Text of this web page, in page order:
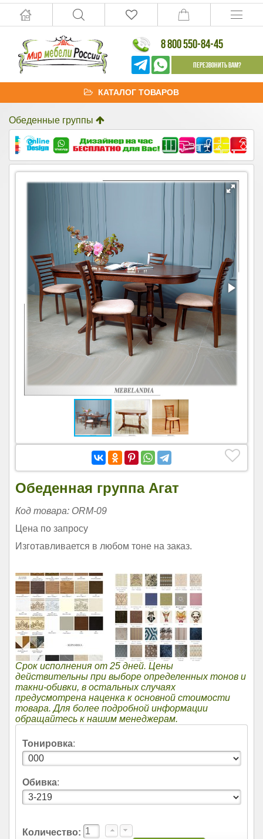
8 800 550-84-45
Перезвонить Вам?
КАТАЛОГ ТОВАРОВ
Обеденные группы
Обеденная группа Агат
Код товара: ORM-09
Цена по запросу
Изготавливается в любом тоне на заказ.
Срок исполнения от 25 дней. Цены
действительны при выборе определенных тонов и
такни-обивки, в остальных случаях
предусмотрена наценка к основной стоимости
товара. Для более подробной информации
обращайтесь к нашим менеджерам.
Тонировка:
Обивка:
Количество: